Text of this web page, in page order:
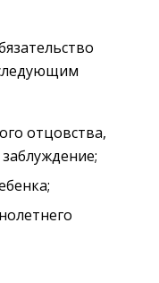
отцовства,